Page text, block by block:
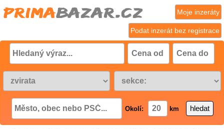
Podat inzerát bez registrace
Moje inzeráty
Okolí: km